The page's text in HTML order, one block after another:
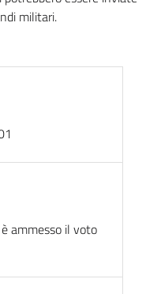
militari.
ammesso il voto